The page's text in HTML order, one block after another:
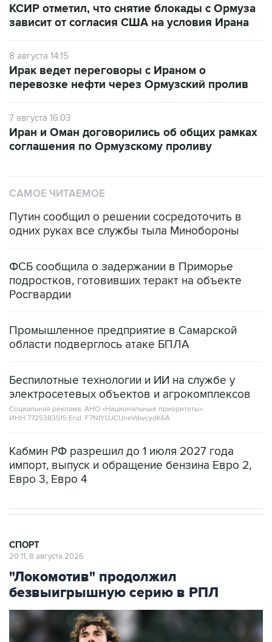
КСИР отметил, что снятие блокады с Ормуза
зависит от согласия США на условия Ирана
8 августа 14:15
Ирак ведет переговоры с Ираном о
перевозке нефти через Ормузский пролив
7 августа 16:03
Иран и Оман договорились об общих рамках
соглашения по Ормузскому проливу
САМОЕ ЧИТАЕМОЕ
Путин сообщил о решении сосредоточить в
одних руках все службы тыла Минобороны
ФСБ сообщила о задержании в Приморье
подростков, готовивших теракт на объекте
Росгвардии
Промышленное предприятие в Самарской
области подверглось атаке БПЛА
Беспилотные технологии и ИИ на службе у
электросетевых объектов и агрокомплексов
Социальная реклама, АНО «Национальные приоритеты».
ИНН 7725383515 Erid: F7NfYUJCUneVdwcydK6A
Кабмин РФ разрешил до 1 июля 2027 года
импорт, выпуск и обращение бензина Евро 2,
Евро 3, Евро 4
СПОРТ
20:11, 8 августа 2026
"Локомотив" продолжил
безвыигрышную серию в РПЛ